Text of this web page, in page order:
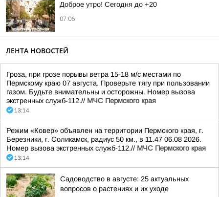
Доброе утро! Сегодня до +20
07:06
ЛЕНТА НОВОСТЕЙ
Гроза, при грозе порывы ветра 15-18 м/с местами по
Пермскому краю 07 августа. Проверьте тягу при пользовании
газом. Будьте внимательны и осторожны. Номер вызова
экстренных служб-112.// МЧС Пермского края
13:14
Режим «Ковер» объявлен на территории Пермского края, г.
Березники, г. Соликамск, радиус 50 км., в 11.47 06.08 2026.
Номер вызова экстренных служб-112.// МЧС Пермского края
13:14
Садоводство в августе: 25 актуальных
вопросов о растениях и их уходе